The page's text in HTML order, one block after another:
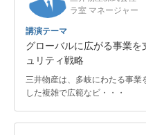
ラ室 マネージャー
講演テーマ
グローバルに広がる事業
ュリティ戦略
三井物産は、多岐にわたる事業
した複雑で広範なビ・・・